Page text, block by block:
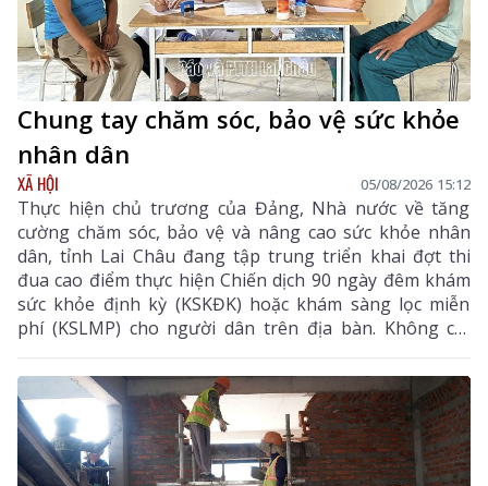
Chung tay chăm sóc, bảo vệ sức khỏe
nhân dân
XÃ HỘI 05/08/2026 15:12
Thực hiện chủ trương của Đảng, Nhà nước về tăng
cường chăm sóc, bảo vệ và nâng cao sức khỏe nhân
dân, tỉnh Lai Châu đang tập trung triển khai đợt thi
đua cao điểm thực hiện Chiến dịch 90 ngày đêm khám
sức khỏe định kỳ (KSKĐK) hoặc khám sàng lọc miễn
phí (KSLMP) cho người dân trên địa bàn. Không chỉ
góp phần phát hiện sớm bệnh tật, nâng cao chất
lượng chăm sóc sức khỏe (CSSK) ban đầu, chương
trình còn lan tỏa tinh thần trách nhiệm, y đức và sự
tận tâm của đội ngũ cán bộ y tế, hướng tới mục tiêu
mọi người dân đều được tiếp cận dịch vụ y tế công
bằng, chất lượng và nhân văn.